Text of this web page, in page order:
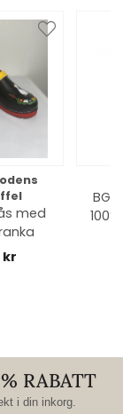
med
kr
RABATT
i din inkorg.